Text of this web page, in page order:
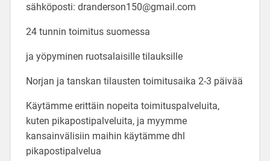
sähköposti: dranderson150@gmail.com
24 tunnin toimitus suomessa
ja yöpyminen ruotsalaisille tilauksille
Norjan ja tanskan tilausten toimitusaika 2-3 päivää
Käytämme erittäin nopeita toimituspalveluita,
kuten pikapostipalveluita, ja myymme
kansainvälisiin maihin käytämme dhl
pikapostipalvelua